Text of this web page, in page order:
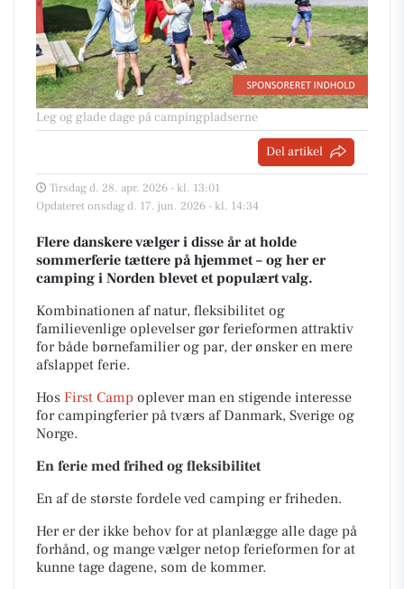
Leg og glade dage på campingpladserne
Del artikel
Tirsdag d. 28. apr. 2026 - kl. 13:01
Opdateret onsdag d. 17. jun. 2026 - kl. 14:34
Flere danskere vælger i disse år at holde
sommerferie tættere på hjemmet – og her er
camping i Norden blevet et populært valg.
Kombinationen af natur, fleksibilitet og
familievenlige oplevelser gør ferieformen attraktiv
for både børnefamilier og par, der ønsker en mere
afslappet ferie.
Hos First Camp oplever man en stigende interesse
for campingferier på tværs af Danmark, Sverige og
Norge.
En ferie med frihed og fleksibilitet
En af de største fordele ved camping er friheden.
Her er der ikke behov for at planlægge alle dage på
forhånd, og mange vælger netop ferieformen for at
kunne tage dagene, som de kommer.